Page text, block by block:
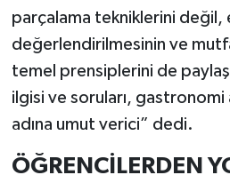
parçalama tekniklerini değil,
değerlendirilmesinin ve
temel prensiplerini de
ilgisi ve soruları, gastronomi
adına umut verici” dedi.
ÖĞRENCİLERDEN